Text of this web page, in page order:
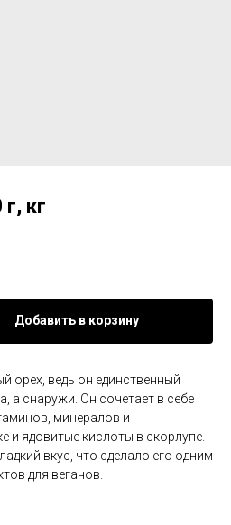
кг
Добавить в корзину
ведь он единственный
а снаружи. Он сочетает в себе
минералов и
и ядовитые кислоты в скорлупе.
вкус, что сделало его одним
для веганов.